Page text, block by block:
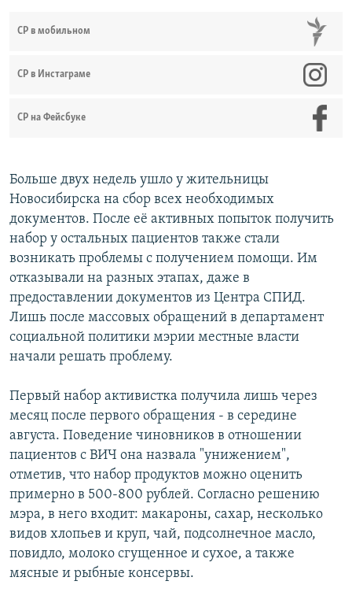
СР в мобильном
СР в Инстаграме
СР на Фейсбуке
Больше двух недель ушло у жительницы
Новосибирска на сбор всех необходимых
документов. После её активных попыток получить
набор у остальных пациентов также стали
возникать проблемы с получением помощи. Им
отказывали на разных этапах, даже в
предоставлении документов из Центра СПИД.
Лишь после массовых обращений в департамент
социальной политики мэрии местные власти
начали решать проблему.
Первый набор активистка получила лишь через
месяц после первого обращения - в середине
августа. Поведение чиновников в отношении
пациентов с ВИЧ она назвала "унижением",
отметив, что набор продуктов можно оценить
примерно в 500-800 рублей. Согласно решению
мэра, в него входит: макароны, сахар, несколько
видов хлопьев и круп, чай, подсолнечное масло,
повидло, молоко сгущенное и сухое, а также
мясные и рыбные консервы.